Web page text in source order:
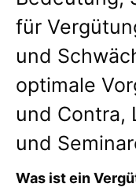
für
und
optimale
und Contra,
und
Was ist ein